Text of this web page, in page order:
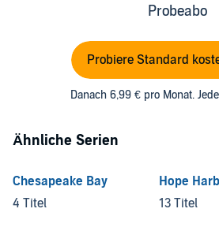
Probeabo
Probiere Standard
Danach 6,99 € pro Monat.
Ähnliche Serien
Chesapeake Bay
4 Titel
Hope
13 Titel